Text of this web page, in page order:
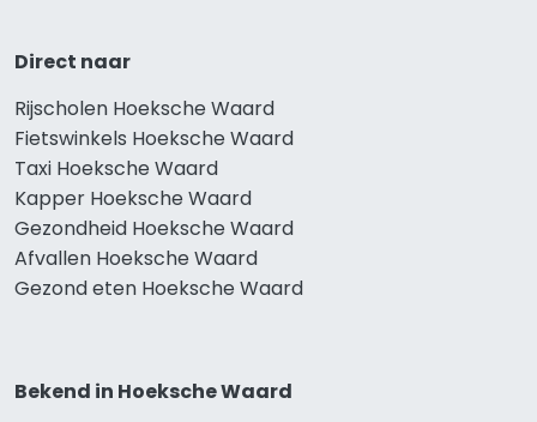
Direct naar
Rijscholen Hoeksche Waard
Fietswinkels Hoeksche Waard
Taxi Hoeksche Waard
Kapper Hoeksche Waard
Gezondheid Hoeksche Waard
Afvallen Hoeksche Waard
Gezond eten Hoeksche Waard
Bekend in Hoeksche Waard